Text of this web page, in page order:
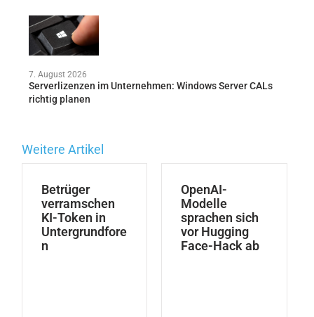
7. August 2026
Serverlizenzen im Unternehmen: Windows Server CALs
richtig planen
Weitere Artikel
Betrüger
verramschen
KI-Token in
Untergrundfore
n
OpenAI-
Modelle
sprachen sich
vor Hugging
Face-Hack ab